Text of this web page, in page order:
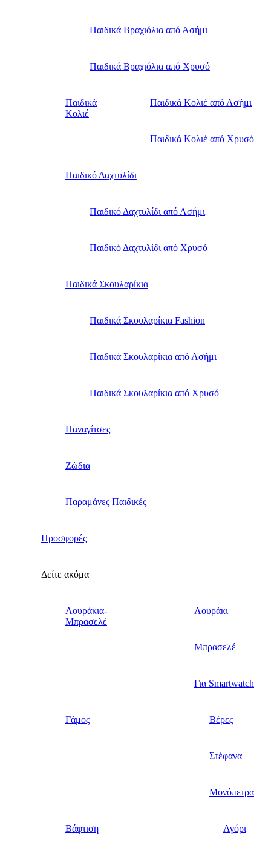
Παιδικά Βραχιόλια από Ασήμι
Παιδικά Βραχιόλια από Χρυσό
Παιδικά
Κολιέ
Παιδικά Κολιέ από Ασήμι
Παιδικά Κολιέ από Χρυσό
Παιδικό Δαχτυλίδι
Παιδικό Δαχτυλίδι από Ασήμι
Παιδικό Δαχτυλίδι από Χρυσό
Παιδικά Σκουλαρίκια
Παιδικά Σκουλαρίκια Fashion
Παιδικά Σκουλαρίκια από Ασήμι
Παιδικά Σκουλαρίκια από Χρυσό
Παναγίτσες
Ζώδια
Παραμάνες Παιδικές
Προσφορές
Δείτε ακόμα
Λουράκια-
Μπρασελέ
Λουράκι
Μπρασελέ
Για Smartwatch
Γάμος Βέρες
Στέφανα
Μονόπετρα
Βάφτιση Αγόρι